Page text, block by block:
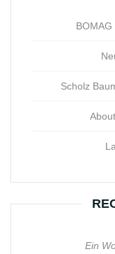
Scholz
Ein